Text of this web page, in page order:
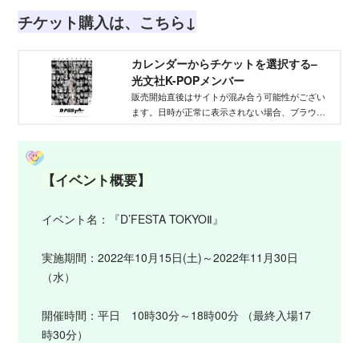
チケット購入は、こちら↓
カレンダーからチケットを選択する–
光文社K-POPメンバー
販売開始直後はサイトが混み合う可能性がござい
ます。日時が正常に表示されない場合、ブラウザ
【イベント概要】
イベント名：『D’FESTA TOKYOⅡ』
実施期間：2022年10月15日(土)～2022年11月30日
（水）
開催時間：平日 10時30分～18時00分 （最終入場17
時30分）